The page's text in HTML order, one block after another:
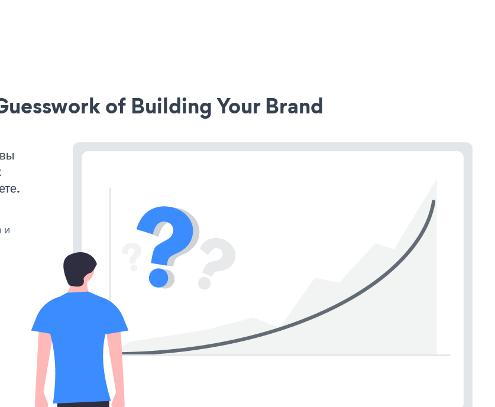
of Building Your Brand
и